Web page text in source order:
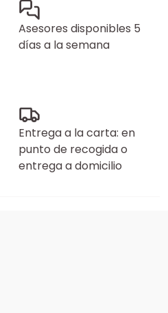
Asesores disponibles 5
días a la semana
Entrega a la carta: en
punto de recogida o
entrega a domicilio